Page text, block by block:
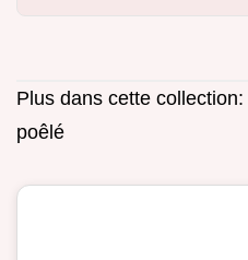
Plus dans cette collection:
poêlé